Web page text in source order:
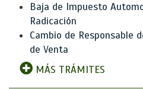
Baja de Impuesto
Radicación
Cambio de Responsable
de Venta
MÁS TRÁMITES